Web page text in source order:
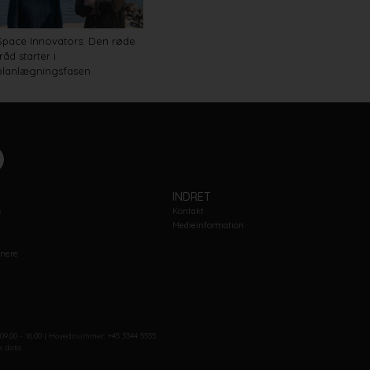
Innovators: Den røde
starter i
INDRET
Kontakt
Medieinformation
- 16.00 | Hovednummer: +45 3344 5555
data